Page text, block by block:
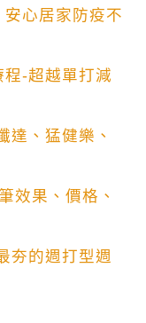
安心居家防疫不
程-超越單打減
達、猛健樂、
效果、價格、
夯的週打型週